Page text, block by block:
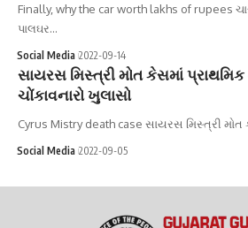
Finally, why the car worth lakhs of rupees
પાલઘર…
Social Media 2022-09-14
સાયરસ મિસ્ત્રી મોત કેસમાં
ચોંકાવનારો ખુલાસો
Cyrus Mistry death case સાયરસ મિસ્ત્રી મોત
Social Media 2022-09-05